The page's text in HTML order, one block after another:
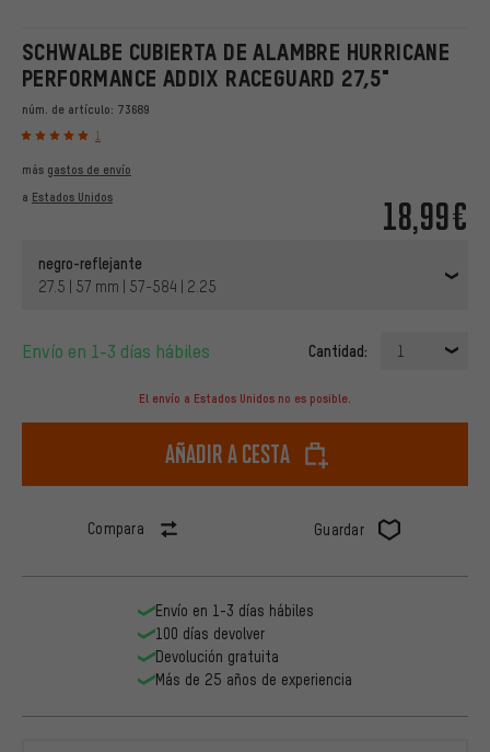
SCHWALBE CUBIERTA DE ALAMBRE HURRICANE
PERFORMANCE ADDIX RACEGUARD 27,5"
núm. de artículo: 73689
1
18,99€
más gastos de envío
a Estados Unidos
negro-reflejante
27.5 | 57 mm | 57-584 | 2.25
Envío en 1-3 días hábiles Cantidad: 1
El envío a Estados Unidos no es posible.
Añadir a cesta
Compara Guardar
Envío en 1-3 días hábiles
100 días devolver
Devolución gratuita
Más de 25 años de experiencia